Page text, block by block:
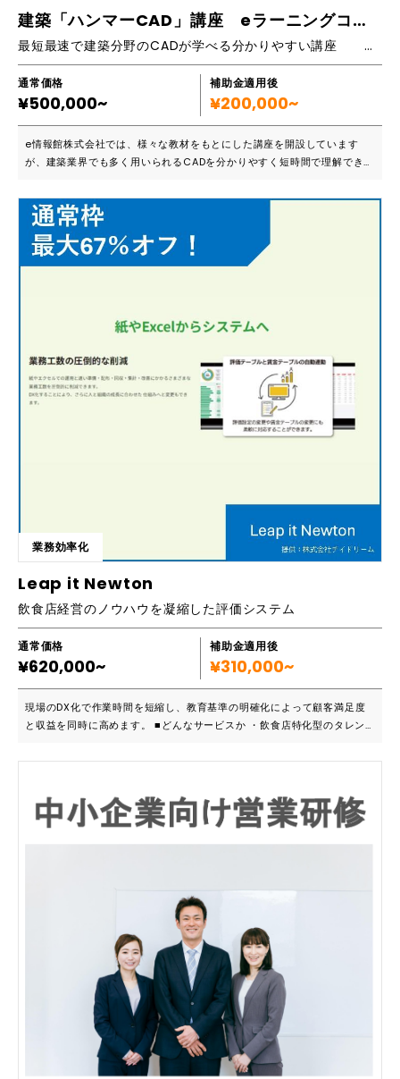
・マウスの操作 ・キーボード操作 ・変数記憶操作 ・計算 ・クリップボ
ード操作 ・画像判断 ・ファイル・フォルダ操作 ・Excel操作 ・Chrome
ブラウザ操作 ・Web(Chrome)
建築「ハンマーCAD」講座 eラーニングコース
最短最速で建築分野のCADが学べる分かりやすい講座 （auto CAD / IJCAD 対応です。）
通常価格
¥500,000~
補助金適用後
¥200,000~
e情報館株式会社では、様々な教材をもとにした講座を開設しています
が、建築業界でも多く用いられるCADを分かりやすく短時間で理解できる
のあるCADですが、建設現場で求められる技術だけに絞って講義を進める
と、迅速に理解が進みます。そして、実際に職場でも役立つ建築系CAD
が、すぐに扱えるようになるのが特徴です。 ■こんな方におススメです
・難しい建設分野のCADを短期間で覚えたい ・CADの扱い方を簡単に理
解できるようにしたい ・建築の現場で即戦力になるようなCADテクニッ
ニックをオンラインのサブスクリプションサービスによって最短10.5時間
す。あとは、受講者のモチベーションの維持だけです。 ・なぜ短時間
で、印刷まで可能なのか？ ・チープで内容が薄いのでは？ こんな、問い
にお答えしたいと思います。 10.5時間は最低視聴時間であります。受
講生の方々には、CADの利便性を、肌感で体験していただくのが、一番の
近道と確信しています。ですから、必要最低限に絞った内容をお伝えし、
ことが、一番の技術の習得の近道ではないでしょうか？ また、e－ラー
講者の皆様の為に、前段の10.5時間は、より実践的なものでありますが、
それを部分的に補完していく意味で、「なぜ、そうなるのか？」に、応え
スト上位のものからビデオを毎月配信し、常に新しい気づきを与え、双方
で構築しゆく環境を提供致します。 さらに、受講生の皆様が、現場で出
会う、「さまざまな？？」に、ヘルプデスクとして①タイムリーに、その
状況下で、②CADという武器を駆使し、③個別zoomで、より的確に、問
題解決をし、成長につなげるべく、お手伝いを致します。 その期間は
６か月としますが、最長１年までの延長が可能でございます。 ■主要機能
ます。） ・①基本操作 ・②寸法設定 ・③画層管理 ・④外部参照 ・⑤今
日から印刷 など（必要に応じ、毎月新しいく更新されていきます。）
します。これって、ベテラン社員を１名雇うのと、一緒のことと、思いま
せんか？ ここで残念なお知らせですが、内容の充実と、サポート強化
業務効率化
Leap it Newton
飲食店経営のノウハウを凝縮した評価システム
通常価格
¥620,000~
補助金適用後
¥310,000~
現場のDX化で作業時間を短縮し、教育基準の明確化によって顧客満足度
と収益を同時に高めます。 ■どんなサービスか ・飲食店特化型のタレン
価、スタッフ管理、採用、給与設計までを網羅した、現場・会社・お客様
定ツールではなく、評価項目をそのまま「教育カリキュラム」として活用
可能。役職ごとに必要なスキルや教育内容を明確に定義し、成長度合いを
可視化します。 ・採用から給与までの一元管理：応募者の面接管理か
あらかじめ備わっており、導入後すぐに精度の高い運用を開始できます。
自己評価と上長評価をデータ化し、個人の課題をグラフで瞬時に把握する
ことが可能です。 ・圧倒的な業務工数の削減：紙やExcelで行っていた煩
雑な管理をシステム化することで、事務作業を大幅に短縮。DX化により
捻出した時間を、接客や調理といった生産性の高い業務に充てることがで
きます。 ・納得感を生む給与設計機能：評価結果と連動した給与計算を
自動化。会社のビジョンに基づいた公平な報酬還元ができるため、スタッ
フの納得感が高まり、離職防止や組織力の強化に繋がります。 ■導入実績
や事例 ・店舗間のサービス品質の平準化：複数店舗を展開する企業にお
いて、役職ごとの教育基準を統一したことで、どの店舗でも質の高いサー